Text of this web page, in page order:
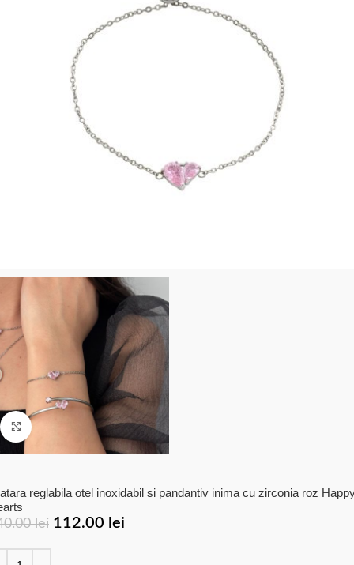
Click to enlarge
reglabila otel inoxidabil si pandantiv inima cu zirconia roz
lei 112.00 lei